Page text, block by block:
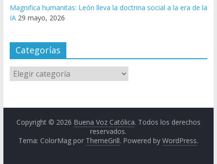
Magnifica humanitas: León lleva la doctrina social a la era de la
IA 29 mayo, 2026
Categorías
Copyright © 2026 Buena Voz Católica. Todos los derechos
reservados.
Tema: ColorMag por ThemeGrill. Powered byWordPress.